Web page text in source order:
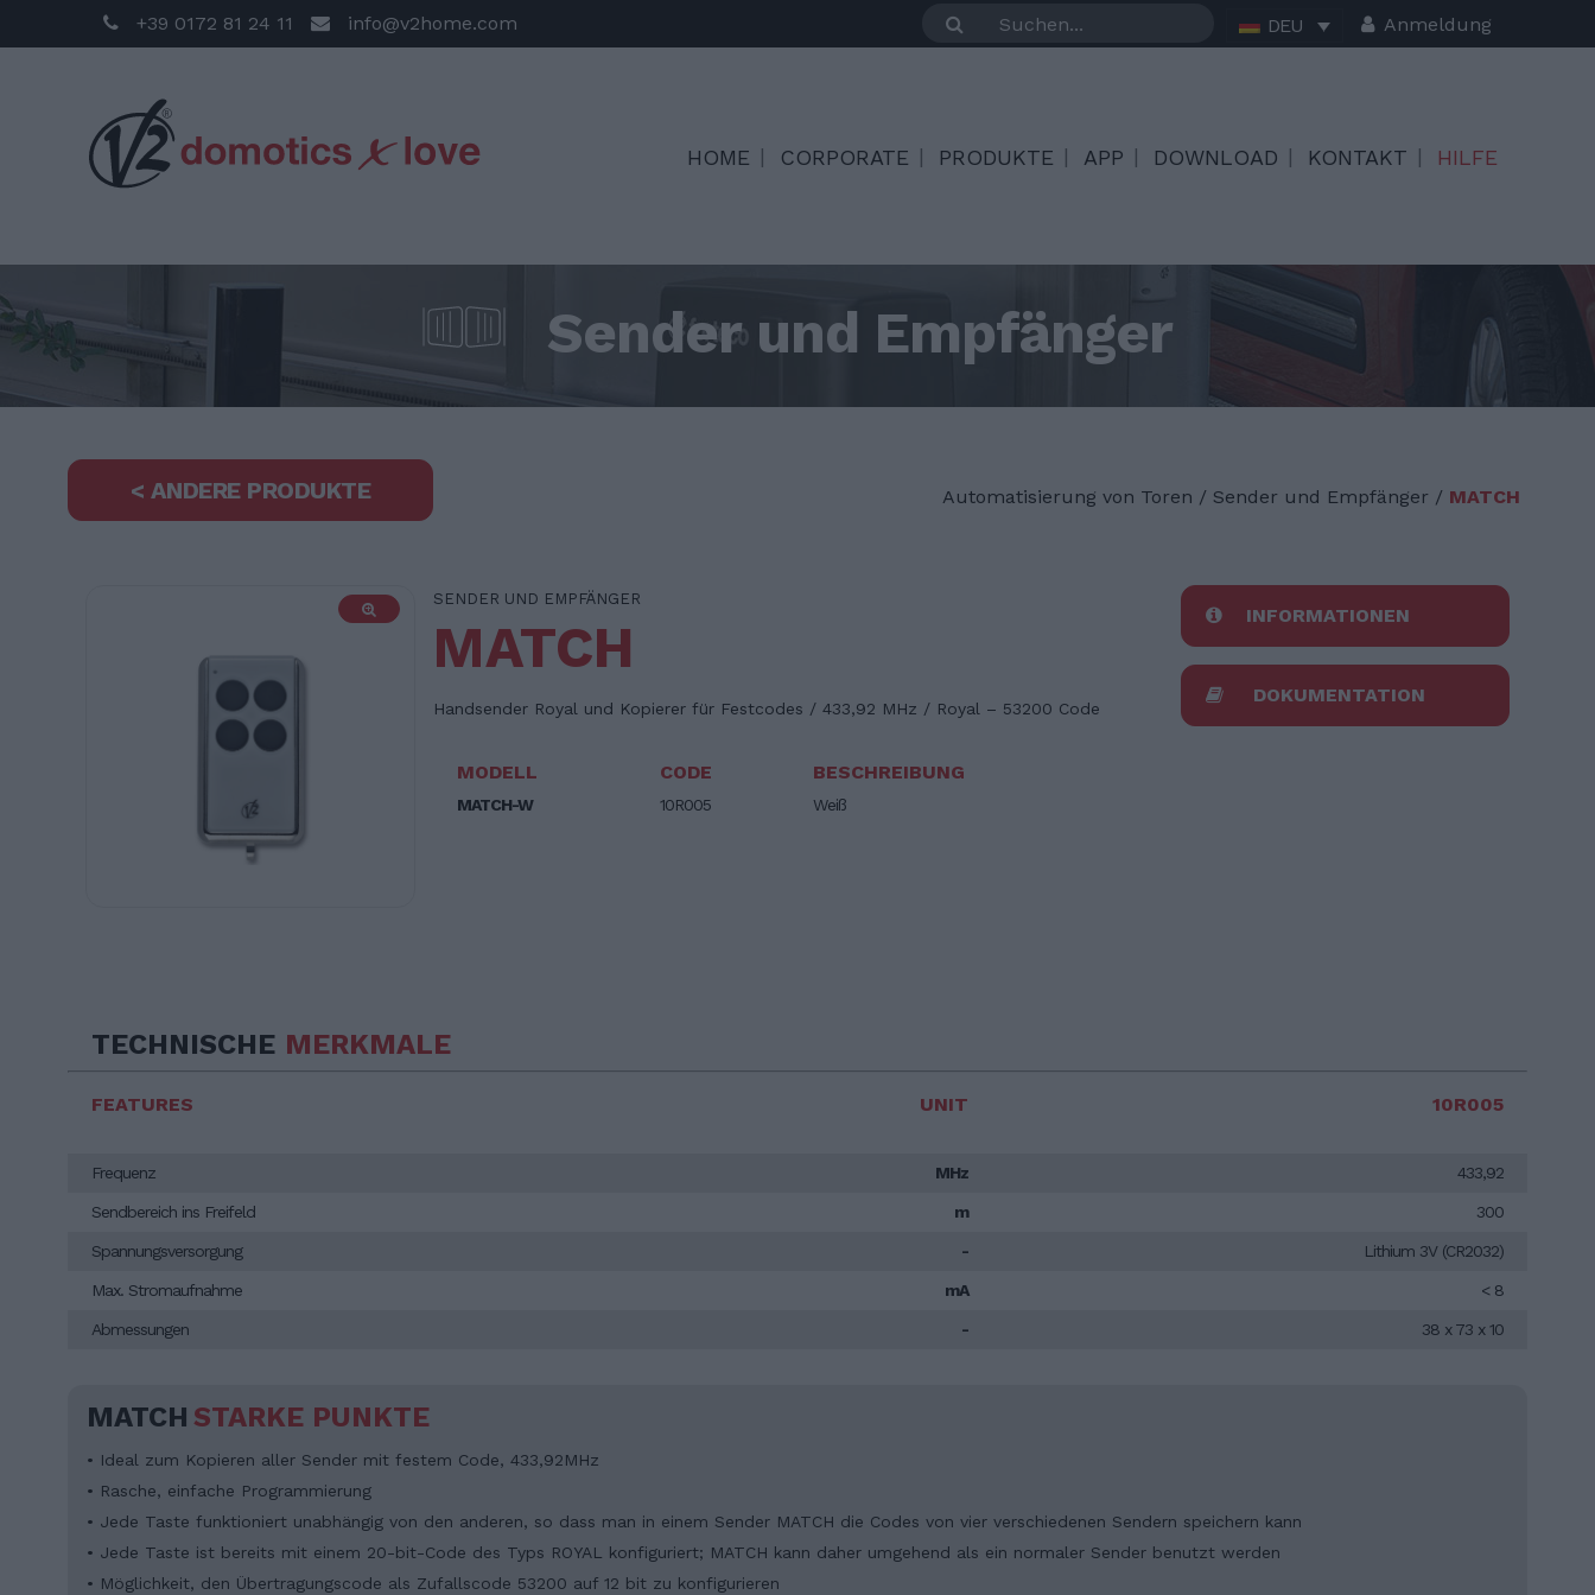
+39 0172 81 24 11 info@v2home.com DEU Anmeldung
HOME CORPORATE PRODUKTE APP DOWNLOAD KONTAKT HILFE
Sender und Empfänger
< ANDERE PRODUKTE Automatisierung von Toren / Sender und Empfänger / MATCH
SENDER UND EMPFÄNGER
MATCH
Handsender Royal und Kopierer für Festcodes / 433,92 MHz / Royal – 53200 Code
MODELL CODE BESCHREIBUNG
MATCH-W 10R005 Weiß
INFORMATIONEN
DOKUMENTATION
TECHNISCHE MERKMALE
FEATURES
Frequenz
Sendbereich ins Freifeld
Spannungsversorgung
Max. Stromaufnahme
Abmessungen
UNIT
MHz
m
-
mA
-
10R005
433,92
300
Lithium 3V (CR2032)
< 8
38 x 73 x 10
MATCH STARKE PUNKTE
• Ideal zum Kopieren aller Sender mit festem Code, 433,92MHz
• Rasche, einfache Programmierung
• Jede Taste funktioniert unabhängig von den anderen, so dass man in einem Sender MATCH die Codes von vier verschiedenen Sendern speichern kann
• Jede Taste ist bereits mit einem 20-bit-Code des Typs ROYAL konfiguriert; MATCH kann daher umgehend als ein normaler Sender benutzt werden
• Möglichkeit, den Übertragungscode als Zufallscode 53200 auf 12 bit zu konfigurieren